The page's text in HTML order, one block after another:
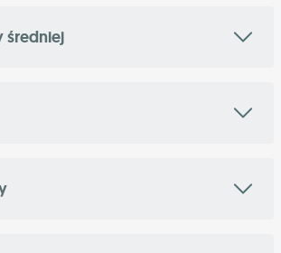
średniej